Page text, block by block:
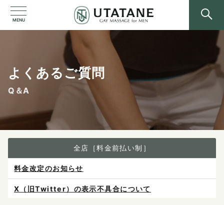
MENU
よくあるご質問
Q＆A
全店［料金前払い制］
料金改定のお知らせ
X（旧Twitter）の表示不具合について